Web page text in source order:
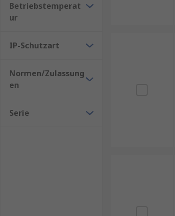
Betriebstemperat
ur
IP-Schutzart
Normen/Zulassung
en
Serie